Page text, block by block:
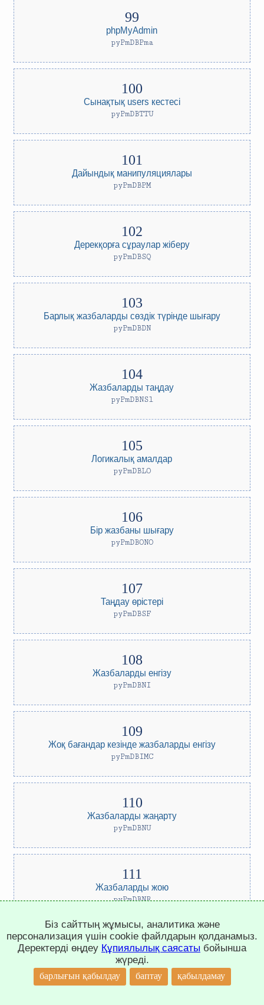
phpMyAdmin
pyPmDBPma
Сынақтық users кестесі
pyPmDBTTU
Дайындық манипуляциялары
pyPmDBPM
Дерекқорға сұраулар жіберу
pyPmDBSQ
Барлық жазбаларды сөздік түрінде шығару
pyPmDBDN
Жазбаларды таңдау
pyPmDBNSl
Логикалық амалдар
pyPmDBLO
Бір жазбаны шығару
pyPmDBONO
Таңдау өрістері
pyPmDBSF
Жазбаларды енгізу
pyPmDBNI
Жоқ бағандар кезінде жазбаларды енгізу
pyPmDBIMC
Жазбаларды жаңарту
pyPmDBNU
Жазбаларды жою
pyPmDBNR
Өрісті атауын өзгерту
pyPmDBFR
Біз сайттың жұмысы, аналитика және
персонализация үшін cookie файлдарын қолданамыз.
Деректерді өңдеу Құпиялылық саясаты бойынша
жүреді.
барлығын қабылдау баптау қабылдамау